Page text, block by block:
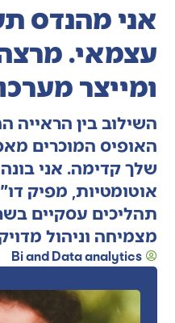
אני מהנדס
עצמאי.
ומייצר
השילוב בין הראייה
האופיס המוכרים
שלך קדימה. אני
אוטומטיות, מפיק
תהליכים עסקיים
מצמיחה וניהול
Bi and Data analytics